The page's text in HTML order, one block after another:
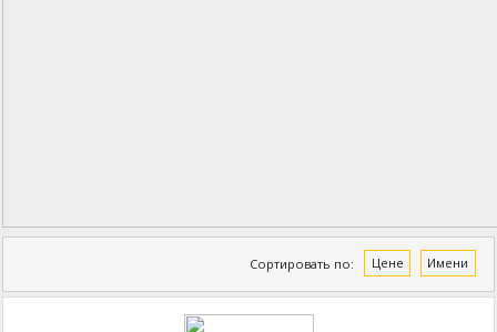
Сортировать по: Цене Имени